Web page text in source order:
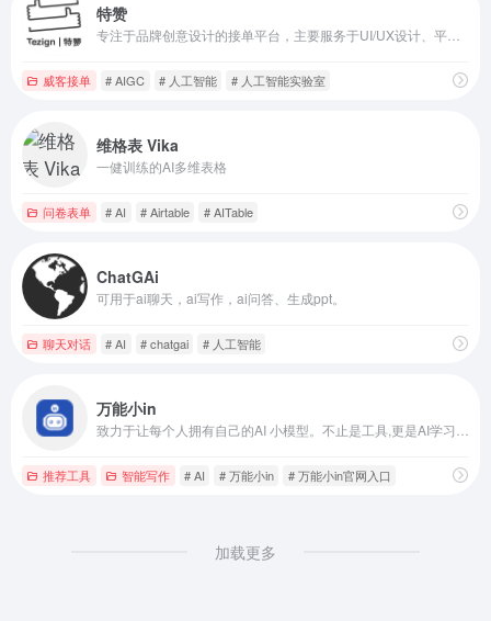
特赞
威客接单 # AIGC # 人工智能 # 人工智能实验室
维格表 Vika
一健训练的AI多维表格
问卷表单 # AI # Airtable # AITable
ChatGAi
可用于ai聊天，ai写作，ai问答、生成ppt。
聊天对话 # AI # chatgai # 人工智能
万能小in
推荐工具 智能写作 # AI # 万能小in # 万能小in官网入口
加载更多